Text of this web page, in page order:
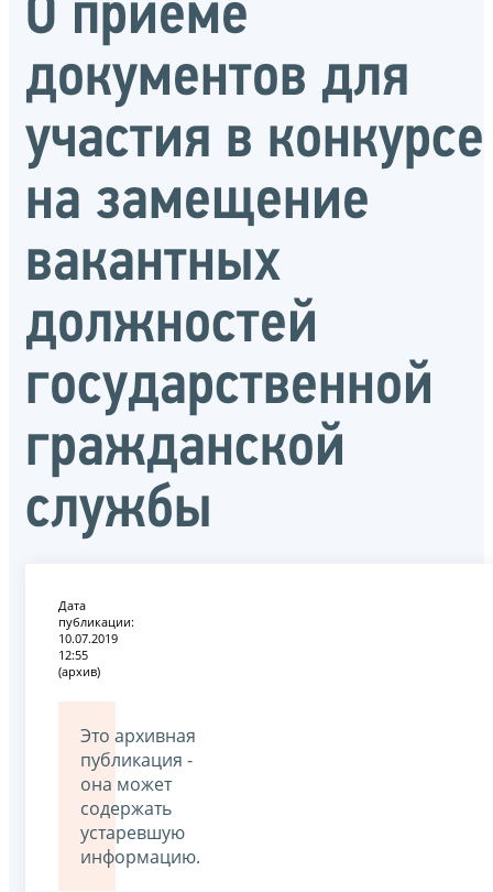
О приеме
документов для
участия в конкурсе
на замещение
вакантных
должностей
государственной
гражданской
службы
Дата
публикации:
10.07.2019
12:55
(архив)
Это архивная
публикация -
она может
содержать
устаревшую
информацию.